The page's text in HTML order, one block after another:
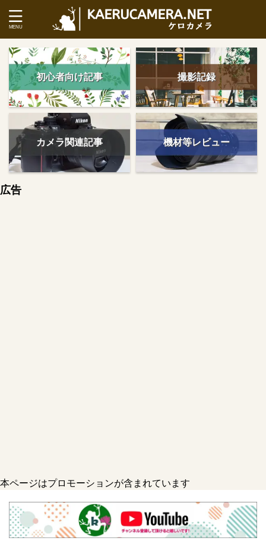
初心者向け記事 撮影記録
カメラ関連記事 機材等レビュー
広告
本ページはプロモーションが含まれています